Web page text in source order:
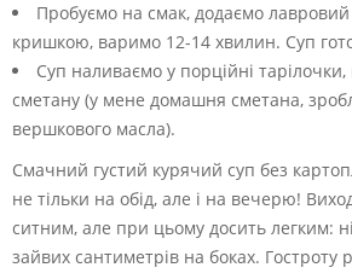
Пробуємо на смак, додаємо
кришкою, варимо 12-14 хвилин. Суп
Суп наливаємо у порційні тарілочки,
сметану (у мене домашня сметана,
вершкового масла).
Смачний густий курячий суп без
не тільки на обід, але і на вечерю!
ситним, але при цьому досить легким:
зайвих сантиметрів на боках. Гостроту